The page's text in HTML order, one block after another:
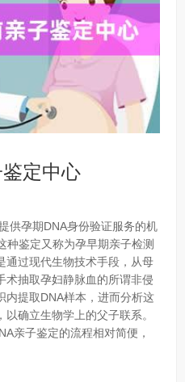
定中心
供孕期DNA身份验证服务的机
种鉴定又称为孕早期亲子检测
通过现代生物技术手段，从母
术抽取孕妇静脉血的所谓非侵
内提取DNA样本，进而分析这
确立生物学上的父子联系。
亲子鉴定的流程相对简便，